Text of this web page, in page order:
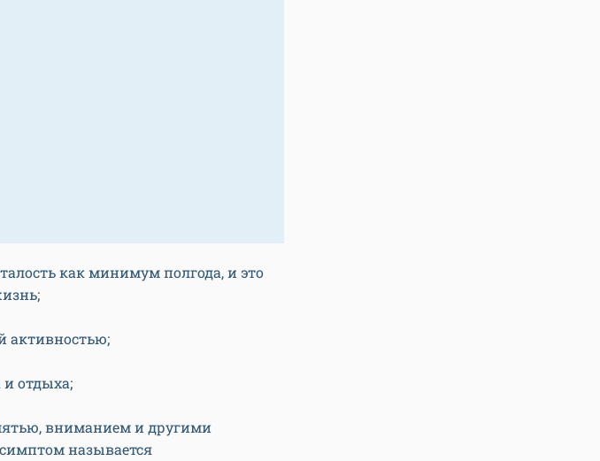
как минимум полгода, и это
активностью;
и отдыха;
вниманием и другими
называется